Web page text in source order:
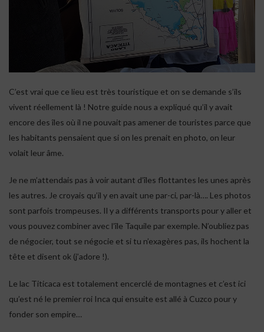
C’est vrai que ce lieu est très touristique et on se demande s’ils
vivent réellement là ! Notre guide nous a expliqué qu’il y avait
encore des îles où il ne pouvait pas amener de touristes parce que
les habitants pensaient que si on les prenait en photo, on leur
volait leur âme.
Je ne m’attendais pas à voir autant d’îles flottantes les unes après
les autres. Je croyais qu’il y en avait une par-ci, par-là…. Les photos
sont parfois trompeuses. Il y a différents transports pour y aller et
vous pouvez combiner avec l’île Taquile par exemple. N’oubliez pas
de négocier, tout se négocie et si tu n’exagères pas, ils hochent la
tête et disent ok (j’adore !).
Le lac Titicaca est totalement encerclé de montagnes et c’est ici
qu’est né le premier roi Inca qui ensuite est allé à Cuzco pour y
fonder son empire…